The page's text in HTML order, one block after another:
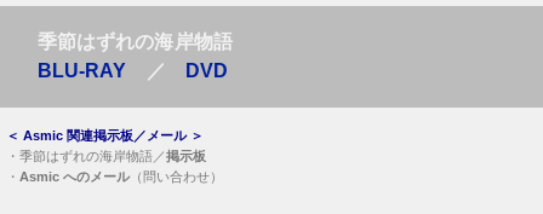
季節はずれの海岸物語
BLU-RAY ／ DVD
＜ Asmic 関連掲示板／メール＞
・ 季節はずれの海岸物語／掲示板
・ Asmic へのメール（問い合わせ）